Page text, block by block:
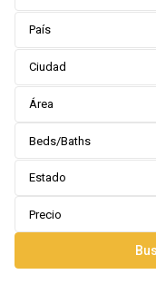
País
Ciudad
Área
Beds/Baths
Estado
Precio